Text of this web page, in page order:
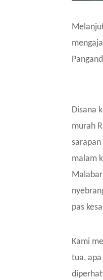
Disana
murah
malam
pas
Kami
tua,